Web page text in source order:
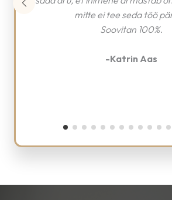
-Anonüümsust palunud